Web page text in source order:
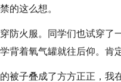
的这么想。
防火服。同学们也试穿了
背着氧气罐就往后仰。肯
被子叠成了方方正正，我